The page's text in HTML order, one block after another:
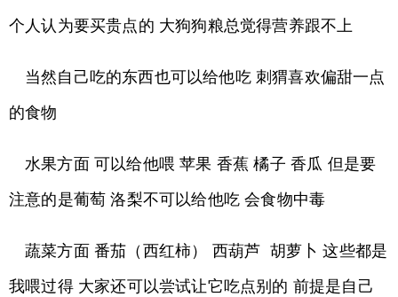
个人认为要买贵点的 大狗狗粮总觉得营养跟不上
当然自己吃的东西也可以给他吃 刺猬喜欢偏甜一点
的食物
水果方面 可以给他喂 苹果 香蕉 橘子 香瓜 但是要
注意的是葡萄 洛梨不可以给他吃 会食物中毒
蔬菜方面 番茄（西红柿） 西葫芦 胡萝卜 这些都是
我喂过得 大家还可以尝试让它吃点别的 前提是自己